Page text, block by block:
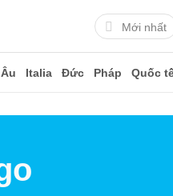
Mới nhất
Italia Đức Pháp Quốc